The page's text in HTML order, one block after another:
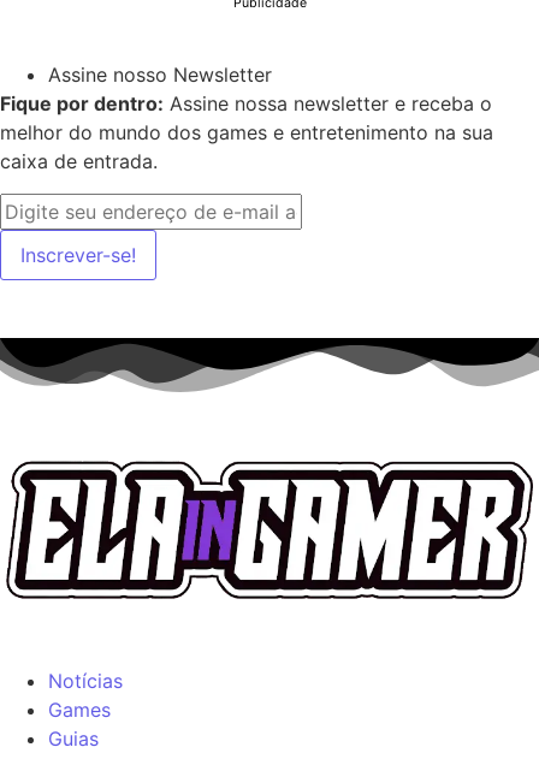
Assine nosso Newsletter
Fique por dentro: Assine nossa newsletter e receba o
melhor do mundo dos games e entretenimento na sua
caixa de entrada.
Inscrever-se!
Notícias
Games
Guias